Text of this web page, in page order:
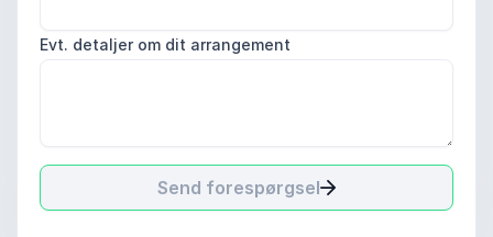
Evt. detaljer om dit arrangement
Send forespørgsel